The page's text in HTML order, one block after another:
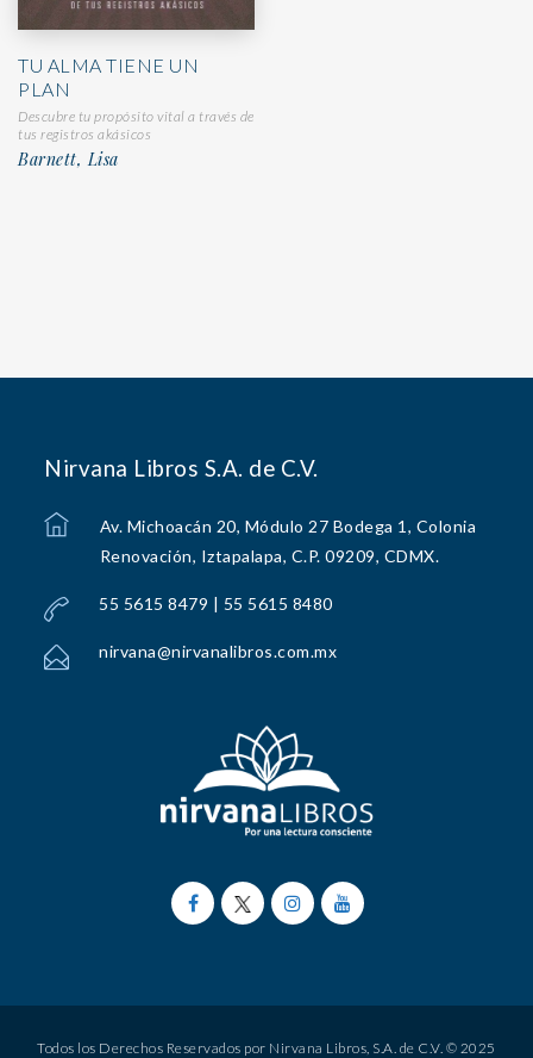
TU ALMA TIENE UN
PLAN
Descubre tu propósito vital a través de
tus registros akásicos
Barnett, Lisa
Nirvana Libros S.A. de C.V.
Av. Michoacán 20, Módulo 27 Bodega 1, Colonia
Renovación, Iztapalapa, C.P. 09209, CDMX.
55 5615 8479 | 55 5615 8480
nirvana@nirvanalibros.com.mx
Todos los Derechos Reservados por Nirvana Libros, S.A. de C.V. © 2025